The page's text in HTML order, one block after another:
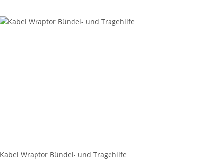
Kabel Wraptor Bündel- und Tragehilfe